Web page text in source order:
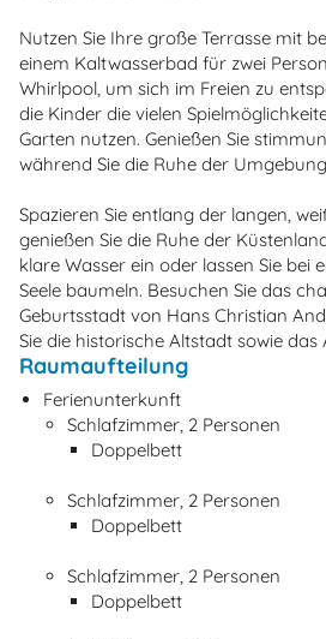
Nutzen Sie Ihre große Terrasse mit
einem Kaltwasserbad für zwei
Whirlpool, um sich im Freien zu
die Kinder die vielen
Garten nutzen. Genießen Sie
während Sie die Ruhe der
Spazieren Sie entlang der langen,
genießen Sie die Ruhe der
klare Wasser ein oder lassen Sie bei
Seele baumeln. Besuchen Sie das
Geburtsstadt von Hans Christian
Sie die historische Altstadt sowie das
Raumaufteilung
Ferienunterkunft
Schlafzimmer, 2 Personen
Doppelbett
Schlafzimmer, 2 Personen
Doppelbett
Schlafzimmer, 2 Personen
Doppelbett